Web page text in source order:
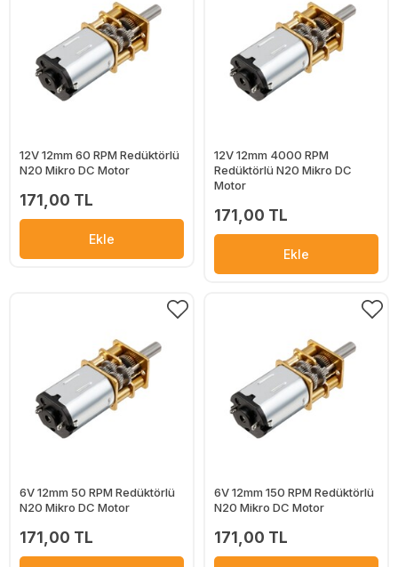
12V 12mm 60 RPM Redüktörlü
N20 Mikro DC Motor
171,00 TL
Ekle
12V 12mm 4000 RPM
Redüktörlü N20 Mikro DC
Motor
171,00 TL
Ekle
6V 12mm 50 RPM Redüktörlü
N20 Mikro DC Motor
171,00 TL
6V 12mm 150 RPM Redüktörlü
N20 Mikro DC Motor
171,00 TL